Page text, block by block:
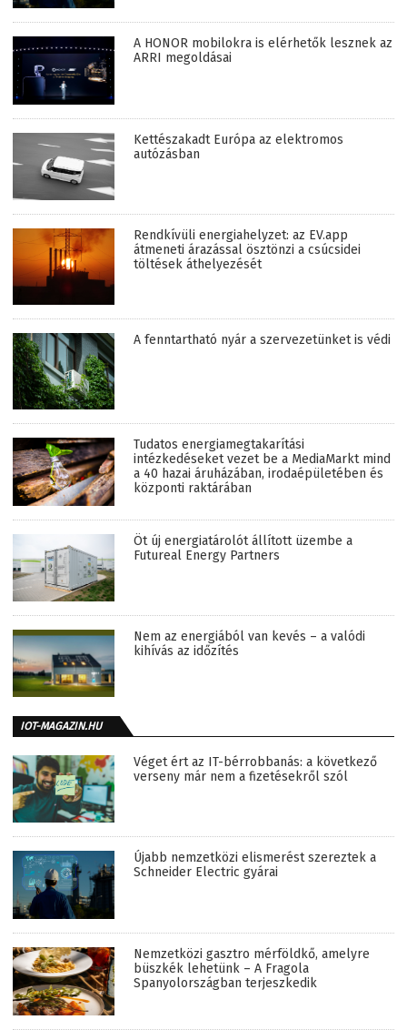
A HONOR mobilokra is elérhetők lesznek az
ARRI megoldásai
Kettészakadt Európa az elektromos
autózásban
Rendkívüli energiahelyzet: az EV.app
átmeneti árazással ösztönzi a csúcsidei
töltések áthelyezését
A fenntartható nyár a szervezetünket is védi
Tudatos energiamegtakarítási
intézkedéseket vezet be a MediaMarkt mind
a 40 hazai áruházában, irodaépületében és
központi raktárában
Öt új energiatárolót állított üzembe a
Futureal Energy Partners
Nem az energiából van kevés – a valódi
kihívás az időzítés
IOT-MAGAZIN.HU
Véget ért az IT-bérrobbanás: a következő
verseny már nem a fizetésekről szól
Újabb nemzetközi elismerést szereztek a
Schneider Electric gyárai
Nemzetközi gasztro mérföldkő, amelyre
büszkék lehetünk – A Fragola
Spanyolországban terjeszkedik